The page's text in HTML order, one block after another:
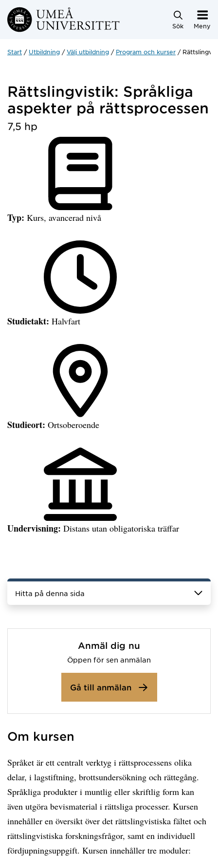
Hoppa direkt till innehållet
Sök Meny
Start Utbildning Välj utbildning Program och kurser
Rättslingvistik: Språkliga
aspekter på rättsprocessen
7,5 hp
Typ: Kurs, avancerad nivå
Studietakt: Halvfart
Studieort: Ortsoberoende
Undervisning: Distans utan obligatoriska träffar
Hitta på denna sida
Anmäl dig nu
Öppen för sen anmälan
Gå till anmälan
Om kursen
Språket är ett centralt verktyg i rättsprocessens olika
delar, i lagstiftning, brottsundersökning och rättegång.
Språkliga produkter i muntlig eller skriftlig form kan
även utgöra bevismaterial i rättsliga processer. Kursen
innehåller en översikt över det rättslingvistiska fältet och
rättslingvistiska forskningsfrågor, samt en individuell
fördjupningsuppgift. Kursen innehåller tre moduler: